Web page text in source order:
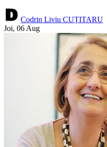
Codrin Liviu CUȚITARU
Joi, 06 Aug